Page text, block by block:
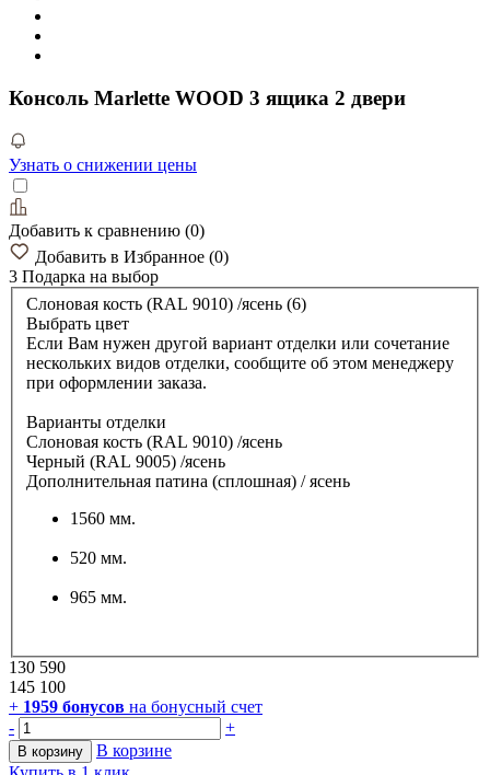
Консоль Marlette WOOD 3 ящика 2 двери
Узнать о снижении цены
Добавить к сравнению (0)
Добавить в Избранное (0)
3 Подарка на выбор
Слоновая кость (RAL 9010) /ясень (6)
Выбрать цвет
Если Вам нужен другой вариант отделки или сочетание
нескольких видов отделки, сообщите об этом менеджеру
при оформлении заказа.
Варианты отделки
Слоновая кость (RAL 9010) /ясень
Черный (RAL 9005) /ясень
Дополнительная патина (сплошная) / ясень
1560 мм.
520 мм.
965 мм.
130 590
145 100
+ 1959 бонусов на бонусный счет
-
+
В корзину
В корзине